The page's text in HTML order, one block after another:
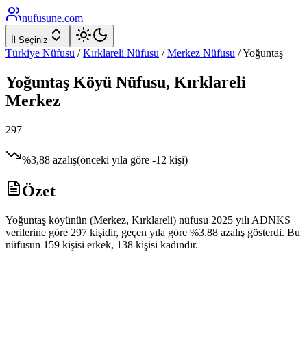
nufusune.com
İl Seçiniz
Türkiye Nüfusu / Kırklareli Nüfusu / Merkez Nüfusu /Yoğuntaş
Yoğuntaş Köyü Nüfusu, Kırklareli
Merkez
297
%3,88 azalış(önceki yıla göre -12 kişi)
Özet
Yoğuntaş köyünün (Merkez, Kırklareli) nüfusu 2025 yılı ADNKS
verilerine göre 297 kişidir, geçen yıla göre %3.88 azalış gösterdi. Bu
nüfusun 159 kişisi erkek, 138 kişisi kadındır.